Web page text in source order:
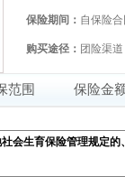
保险期间： 自保险
购买途径： 团险渠道
范围 保险金
会生育保险管理规定的